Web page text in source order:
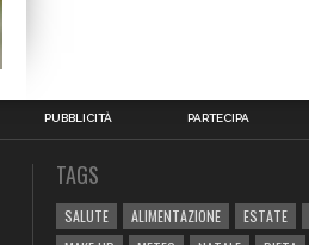
PUBBLICITÀ PARTECIPA
TAGS
SALUTE ALIMENTAZIONE ESTATE